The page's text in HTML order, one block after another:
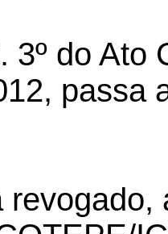
3º do Ato
passa
revogado,